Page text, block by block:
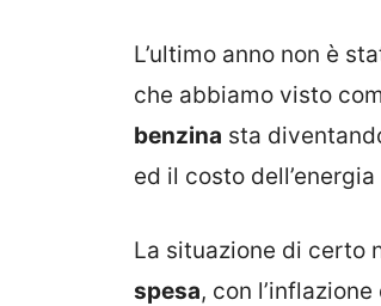
L’ultimo anno non è
che abbiamo visto
benzina sta
ed il costo
La situazione di certo
spesa, con